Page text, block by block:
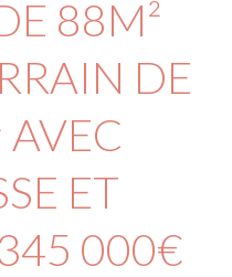
88M²
DE
ET
000€